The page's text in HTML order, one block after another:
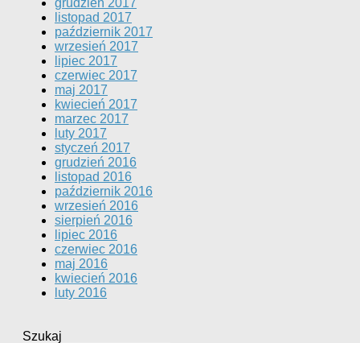
listopad 2017
październik 2017
wrzesień 2017
lipiec 2017
czerwiec 2017
maj 2017
kwiecień 2017
marzec 2017
luty 2017
styczeń 2017
grudzień 2016
listopad 2016
październik 2016
wrzesień 2016
sierpień 2016
lipiec 2016
czerwiec 2016
maj 2016
kwiecień 2016
luty 2016
Szukaj